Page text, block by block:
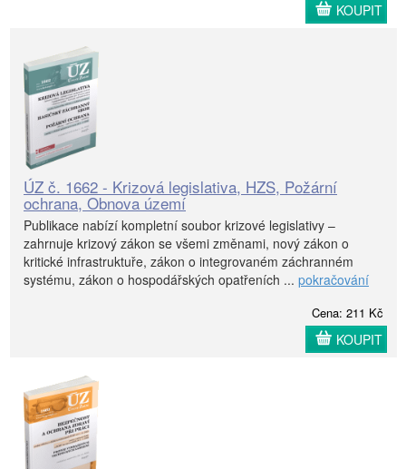
KOUPIT
ÚZ č. 1662 - Krizová legislativa, HZS, Požární
ochrana, Obnova území
Publikace nabízí kompletní soubor krizové legislativy –
zahrnuje krizový zákon se všemi změnami, nový zákon o
kritické infrastruktuře, zákon o integrovaném záchranném
systému, zákon o hospodářských opatřeních ... pokračování
Cena: 211 Kč
KOUPIT